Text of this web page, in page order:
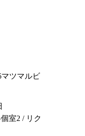
ツマルビ
室2 / リク